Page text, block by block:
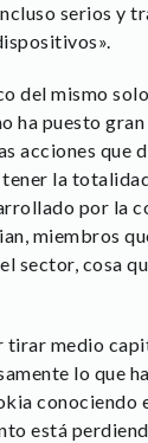
serios y
del mismo
ha puesto
acciones que
la
por la
miembros
sector, cosa
tirar medio
lo que
conociendo
está